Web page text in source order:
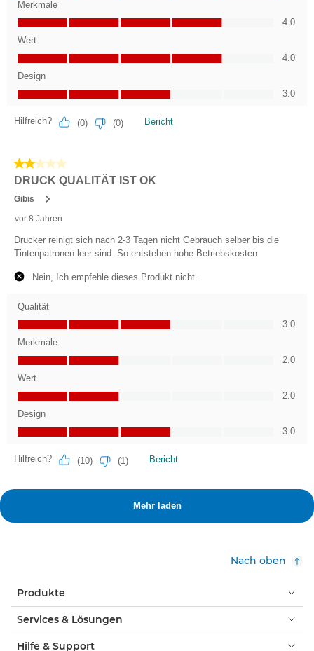
Nach oben
Produkte
Services & Lösungen
Hilfe & Support